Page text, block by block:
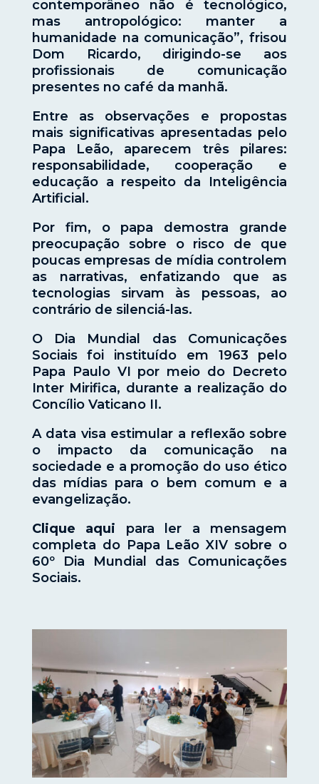
contemporâneo não é tecnológico,
mas antropológico: manter a
humanidade na comunicação”, frisou
Dom Ricardo, dirigindo-se aos
profissionais de comunicação
presentes no café da manhã.
Entre as observações e propostas
mais significativas apresentadas pelo
Papa Leão, aparecem três pilares:
responsabilidade, cooperação e
educação a respeito da Inteligência
Artificial.
Por fim, o papa demostra grande
preocupação sobre o risco de que
poucas empresas de mídia controlem
as narrativas, enfatizando que as
tecnologias sirvam às pessoas, ao
contrário de silenciá-las.
O Dia Mundial das Comunicações
Sociais foi instituído em 1963 pelo
Papa Paulo VI por meio do Decreto
Inter Mirifica, durante a realização do
Concílio Vaticano II.
A data visa estimular a reflexão sobre
o impacto da comunicação na
sociedade e a promoção do uso ético
das mídias para o bem comum e a
evangelização.
Clique aqui para ler a mensagem
completa do Papa Leão XIV sobre o
60º Dia Mundial das Comunicações
Sociais.